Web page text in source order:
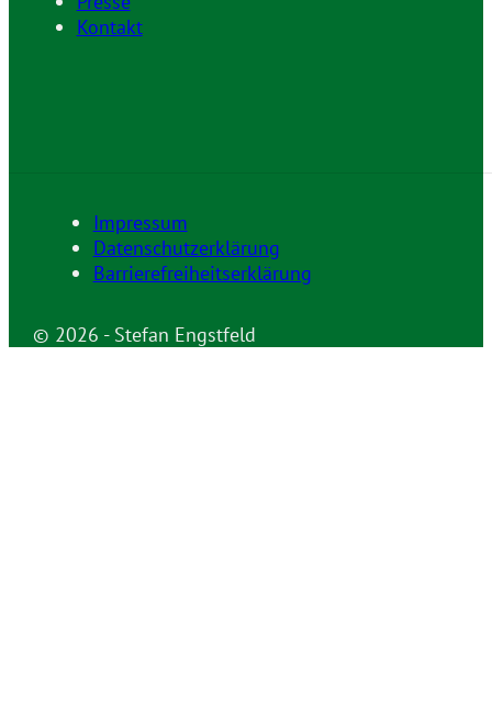
Kontakt
© 2026 - Stefan Engstfeld
Impressum
Datenschutzerklärung
Barrierefreiheitserklärung